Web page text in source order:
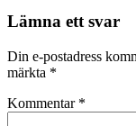
Lämna ett svar
Din e-postadress
märkta *
Kommentar *